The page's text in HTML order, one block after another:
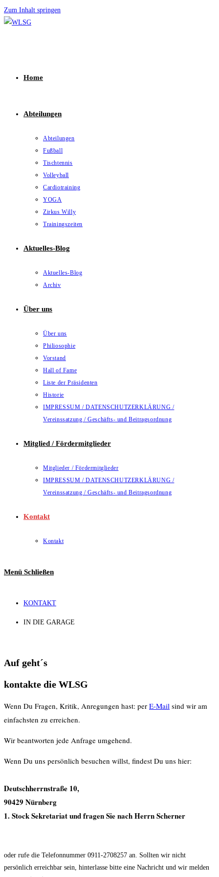
Zum Inhalt springen
Home
Abteilungen
Abteilungen
Fußball
Tischtennis
Volleyball
Cardiotraining
YOGA
Zirkus Willy
Trainingszeiten
Aktuelles-Blog
Aktuelles-Blog
Archiv
Über uns
Über uns
Philiosophie
Vorstand
Hall of Fame
Liste der Präsidenten
Historie
IMPRESSUM / DATENSCHUTZERKLÄRUNG /
Vereinssatzung / Geschäfts- und Beitragsordnung
Mitglied / Fördermitglieder
Mitglieder / Fördermitglieder
IMPRESSUM / DATENSCHUTZERKLÄRUNG /
Vereinssatzung / Geschäfts- und Beitragsordnung
Kontakt
Kontakt
Menü Schließen
KONTAKT
IN DIE GARAGE
Auf geht´s
kontakte die WLSG
Wenn Du Fragen, Kritik, Anregungen hast: per E-Mail sind wir am
einfachsten zu erreichen.
Wir beantworten jede Anfrage umgehend.
Wenn Du uns persönlich besuchen willst, findest Du uns hier:
Deutschherrnstraße 10,
90429 Nürnberg
1. Stock Sekretariat und fragen Sie nach Herrn Scherner
oder rufe die Telefonnummer 0911-2708257 an. Sollten wir nicht
persönlich erreichbar sein, hinterlasse bitte eine Nachricht und wir melden